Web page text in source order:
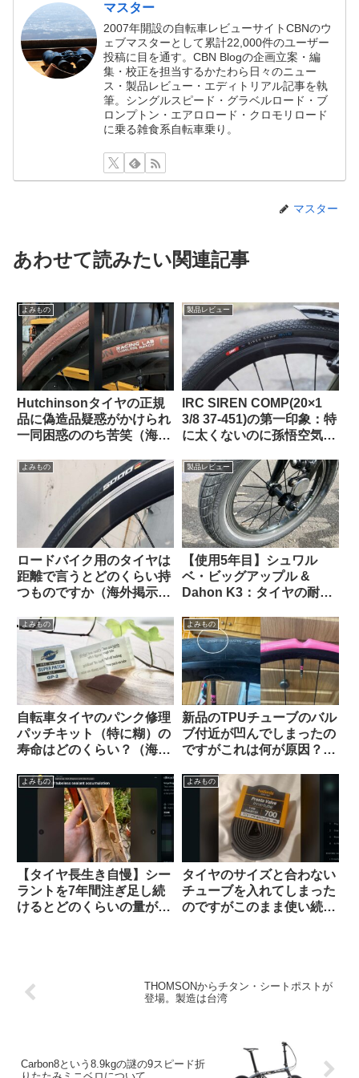
マスター
2007年開設の自転車レビューサイトCBNのウ
ェブマスターとして累計22,000件のユーザー
投稿に目を通す。CBN Blogの企画立案・編
集・校正を担当するかたわら日々のニュー
ス・製品レビュー・エディトリアル記事を執
筆。シングルスピード・グラベルロード・ブ
ロンプトン・エアロロード・クロモリロード
に乗る雑食系自転車乗り。
マスター
あわせて読みたい関連記事
よみもの
Hutchinsonタイヤの正規
品に偽造品疑惑がかけられ
一同困惑ののち苦笑（海外
製品レビュー
IRC SIREN COMP(20×1
3/8 37-451)の第一印象：特
に太くないのに孫悟空気分
（ガチ競技用の高級タイ
ヤ）【Tern Crest カスタマ
イズ】
よみもの
ロードバイク用のタイヤは
距離で言うとどのくらい持
つものですか（海外掲示板
製品レビュー
【使用5年目】シュワル
ベ・ビッグアップル &
Dahon K3：タイヤの耐久
あったか
よみもの
自転車タイヤのパンク修理
パッチキット（特に糊）の
寿命はどのくらい？（海外
よみもの
新品のTPUチューブのバル
ブ付近が凹んでしまったの
ですがこれは何が原因？
よみもの
【タイヤ長生き自慢】シー
ラントを7年間注ぎ足し続
けるとどのくらいの量が溜
よみもの
タイヤのサイズと合わない
チューブを入れてしまった
のですがこのまま使い続け
THOMSONからチタン・シートポストが
登場。製造は台湾
Carbon8という8.9kgの謎の9スピード折